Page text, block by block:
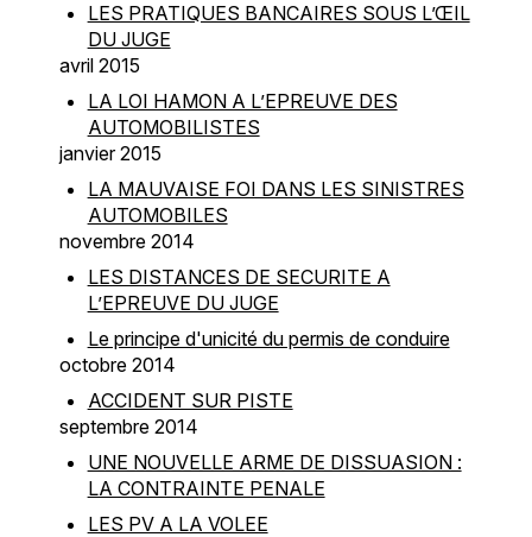
LES PRATIQUES BANCAIRES SOUS L’ŒIL
DU JUGE
avril 2015
LA LOI HAMON A L’EPREUVE DES
AUTOMOBILISTES
janvier 2015
LA MAUVAISE FOI DANS LES SINISTRES
AUTOMOBILES
novembre 2014
LES DISTANCES DE SECURITE A
L’EPREUVE DU JUGE
Le principe d'unicité du permis de conduire
octobre 2014
ACCIDENT SUR PISTE
septembre 2014
UNE NOUVELLE ARME DE DISSUASION :
LA CONTRAINTE PENALE
LES PV A LA VOLEE